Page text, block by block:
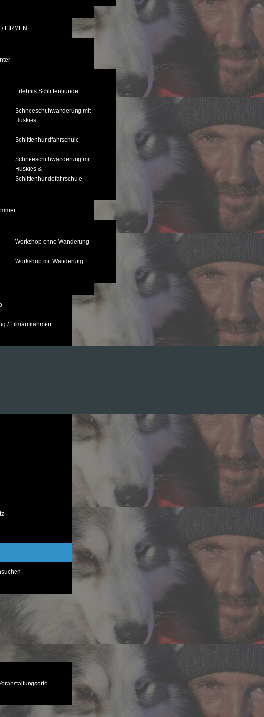
FIRMEN
Erlebnis Schlittenhunde
Schneeschuhwanderung mit
Huskies
Schlittenhundfahrschule
Schneeschuhwanderung mit
Huskies &
Schlittenhundefahrschule
Workshop ohne Wanderung
Workshop mit Wanderung
/ Filmaufnahmen